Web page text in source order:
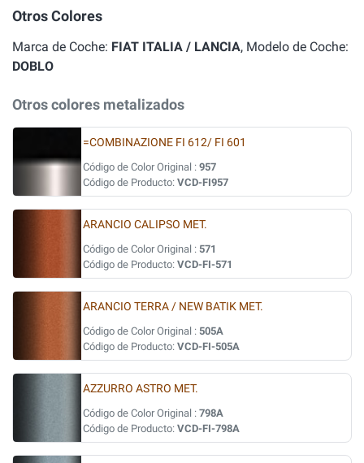
Otros Colores
Marca de Coche: FIAT ITALIA / LANCIA, Modelo de Coche:
DOBLO
Otros colores metalizados
=COMBINAZIONE FI 612/ FI 601
Código de Color Original : 957
Código de Producto: VCD-FI957
ARANCIO CALIPSO MET.
Código de Color Original : 571
Código de Producto: VCD-FI-571
ARANCIO TERRA / NEW BATIK MET.
Código de Color Original : 505A
Código de Producto: VCD-FI-505A
AZZURRO ASTRO MET.
Código de Color Original : 798A
Código de Producto: VCD-FI-798A